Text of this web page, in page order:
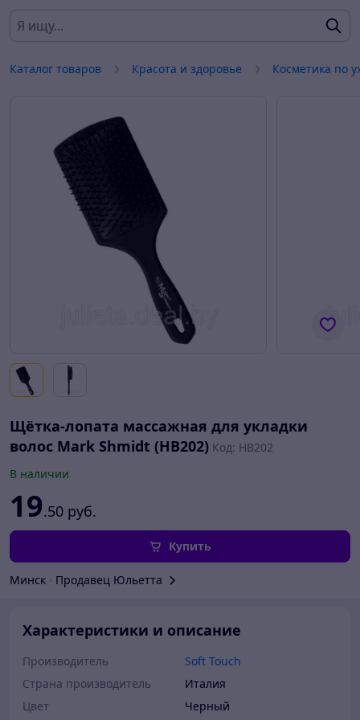
Каталог товаров Красота и здоровье Косметика по
Щётка-лопата массажная для укладки
волос Mark Shmidt (HB202) Код: HB202
В наличии
19.50 руб.
Купить
Минск Продавец Юльетта
Характеристики и описание
Производитель
Soft Touch
Страна производитель
Италия
Цвет
Черный